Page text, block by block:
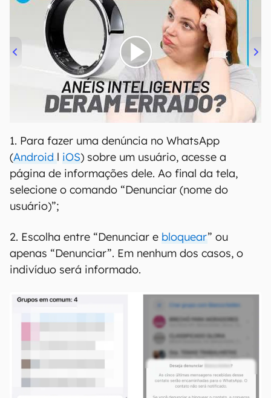
00:00/21:11
1. Para fazer uma denúncia no WhatsApp
(Android l iOS) sobre um usuário, acesse a
página de informações dele. Ao final da tela,
selecione o comando “Denunciar (nome do
usuário)”;
2. Escolha entre “Denunciar e bloquear” ou
apenas “Denunciar”. Em nenhum dos casos, o
indivíduo será informado.